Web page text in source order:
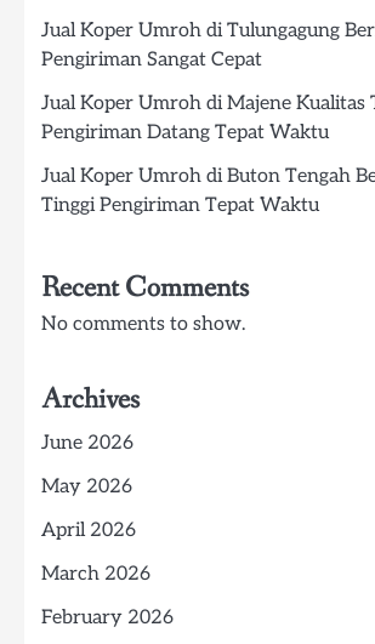
Jual Koper Umroh di Tulungagung
Pengiriman Sangat Cepat
Jual Koper Umroh di Majene Kualitas
Pengiriman Datang Tepat Waktu
Jual Koper Umroh di Buton Tengah
Tinggi Pengiriman Tepat Waktu
Recent Comments
No comments to show.
Archives
June 2026
May 2026
April 2026
March 2026
February 2026